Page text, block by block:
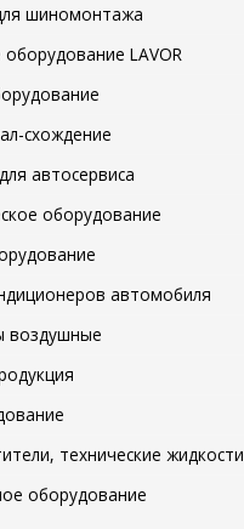
шиномонтажа
LAVOR
схождение
автосервиса
оборудование
автомобиля
воздушные
технические жидкости
оборудование